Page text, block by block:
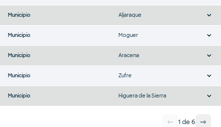
Municipio Aljaraque
Municipio Moguer
Municipio Aracena
Municipio Zufre
Municipio Higuera de la Sierra
1 de6